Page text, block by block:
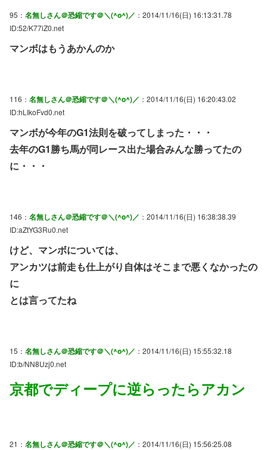
95： 名無しさん＠恐縮です＠＼(^o^)／ ：2014/11/16(日) 16:13:31.78
ID:52/K77iZ0.net
マンボはもうあかんのか
116： 名無しさん＠恐縮です＠＼(^o^)／ ：2014/11/16(日) 16:20:43.02
ID:hLIkoFvd0.net
マンボが今年のG1法則を破ってしまった・・・
去年のG1勝ち馬が同レース出た場合みんな勝ってたの
に・・・
146： 名無しさん＠恐縮です＠＼(^o^)／ ：2014/11/16(日) 16:38:38.39
ID:aZtYG3Ru0.net
けど、マンボについては、
アンカツは前走も仕上がり自体はそこまで悪くなかったの
に
とは言ってたね
15： 名無しさん＠恐縮です＠＼(^o^)／ ：2014/11/16(日) 15:55:32.18
ID:b/NN8Uzj0.net
京都でディープに逆らったらアカン
21： 名無しさん＠恐縮です＠＼(^o^)／ ：2014/11/16(日) 15:56:25.08